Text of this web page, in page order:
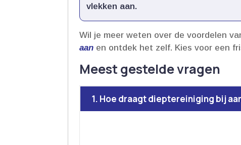
vlekken aan.​
Wil je meer weten over de voordelen
aan en ontdek het zelf.​ Kies voor een
Meest gestelde vragen
1. Hoe draagt dieptereiniging bij